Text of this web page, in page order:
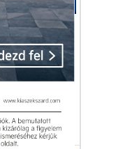
listájáról.